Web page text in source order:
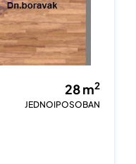
28m2
JEDNOIPOSOBAN